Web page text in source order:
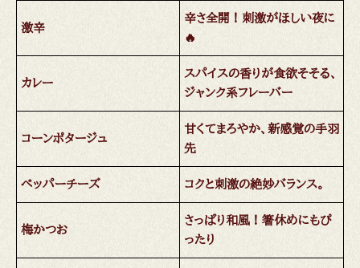
激辛
辛さ全開！刺激がほしい夜に
🔥
カレー
スパイスの香りが食欲そそる、
ジャンク系フレーバー
コーンポタージュ
甘くてまろやか、新感覚の手羽
先
ペッパーチーズ コクと刺激の絶妙バランス。
梅かつお
さっぱり和風！箸休めにもぴ
ったり